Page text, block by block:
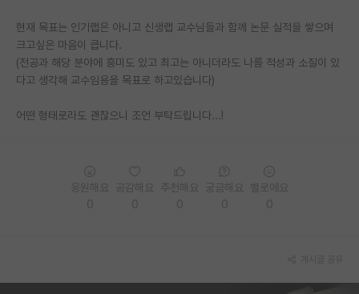
취업 게시판
임용 후기 게시판
현재 목표는 인기랩은 아니고 신생랩 교수님들과 함께 논문 실적을 쌓으며
크고싶은 마음이 큽니다.
(전공과 해당 분야에 흥미도 있고 최고는 아니더라도 나름 적성과 소질이 있
다고 생각해 교수임용을 목표로 하고있습니다)
어떤 형태로라도 괜찮으니 조언 부탁드립니다...!